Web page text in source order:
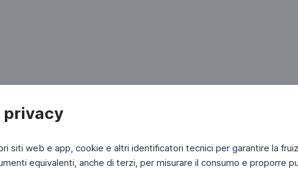
privacy
siti web e app, cookie e altri identificatori tecnici per garantire la
equivalenti, anche di terzi, per misurare il consumo e proporre